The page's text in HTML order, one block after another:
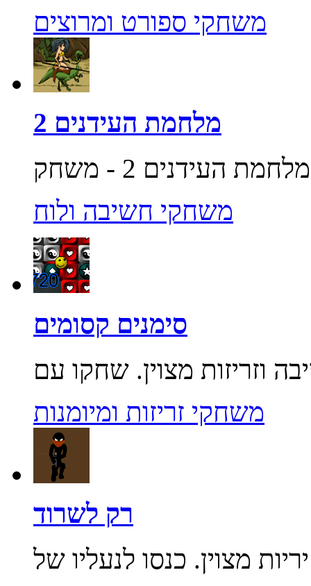
משחקי ספורט ומרוצים
מלחמת העידנים 2
משחקי חשיבה ולוח
סימנים קסומים
משחקי זריזות ומיומנות
רק לשרוד